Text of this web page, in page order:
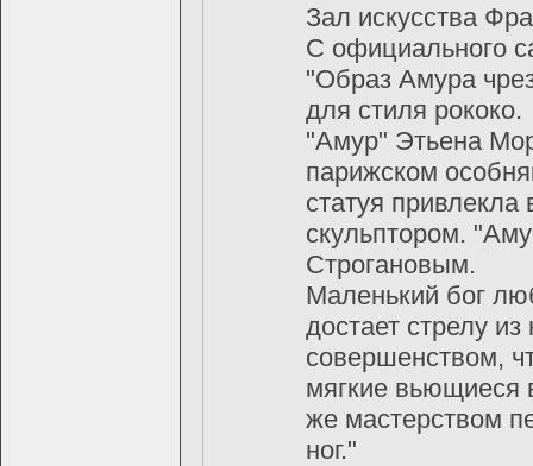
Зал искусства
С официального
"Образ Амура
для стиля рококо.
"Амур" Этьена
парижском
статуя
скульптором.
Строгановым.
Маленький бог
достает стрелу
совершенством,
мягкие вьющиеся
же мастерством
ног."